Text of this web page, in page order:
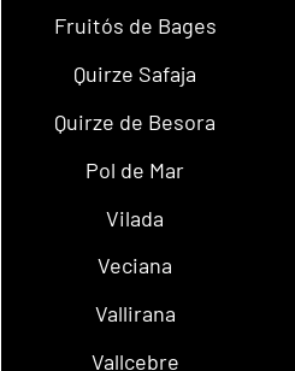
Fruitós de Bages
Quirze Safaja
Quirze de Besora
Pol de Mar
Vilada
Veciana
Vallirana
Vallcebre